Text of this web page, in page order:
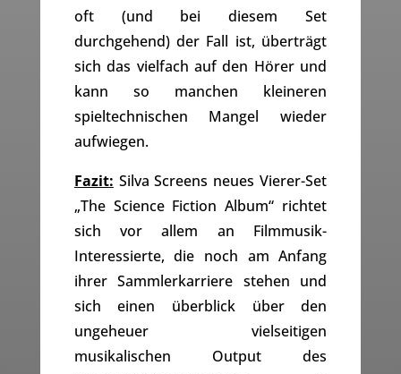
oft (und bei diesem Set
durchgehend) der Fall ist, überträgt
sich das vielfach auf den Hörer und
kann so manchen kleineren
spieltechnischen Mangel wieder
aufwiegen.
Fazit: Silva Screens neues Vierer-Set
„The Science Fiction Album“ richtet
sich vor allem an Filmmusik-
Interessierte, die noch am Anfang
ihrer Sammlerkarriere stehen und
sich einen überblick über den
ungeheuer vielseitigen
musikalischen Output des